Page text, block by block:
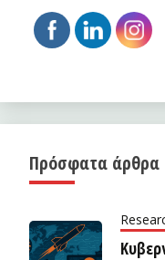
Πρόσφατα άρθρα